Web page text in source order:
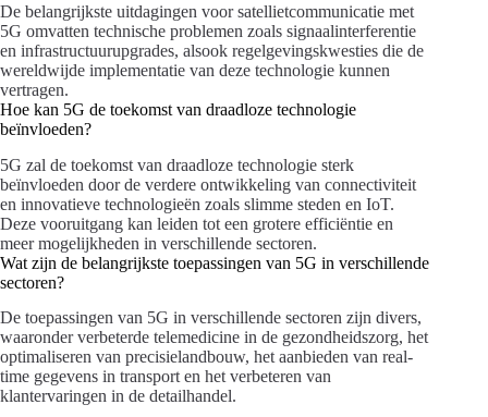
De belangrijkste uitdagingen voor satellietcommunicatie met
5G omvatten technische problemen zoals signaalinterferentie
en infrastructuurupgrades, alsook regelgevingskwesties die de
wereldwijde implementatie van deze technologie kunnen
vertragen.
Hoe kan 5G de toekomst van draadloze technologie
beïnvloeden?
5G zal de toekomst van draadloze technologie sterk
beïnvloeden door de verdere ontwikkeling van connectiviteit
en innovatieve technologieën zoals slimme steden en IoT.
Deze vooruitgang kan leiden tot een grotere efficiëntie en
meer mogelijkheden in verschillende sectoren.
Wat zijn de belangrijkste toepassingen van 5G in verschillende
sectoren?
De toepassingen van 5G in verschillende sectoren zijn divers,
waaronder verbeterde telemedicine in de gezondheidszorg, het
optimaliseren van precisielandbouw, het aanbieden van real-
time gegevens in transport en het verbeteren van
klantervaringen in de detailhandel.